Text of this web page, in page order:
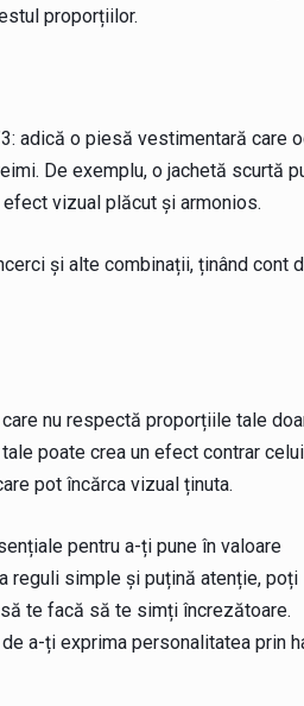
proporțiilor.
adică o piesă vestimentară care
De exemplu, o jachetă scurtă
vizual plăcut și armonios.
și alte combinații, ținând cont
nu respectă proporțiile tale
poate crea un efect contrar
pot încărca vizual ținuta.
pentru a-ți pune în valoare
reguli simple și puțină atenție, poți
te facă să te simți încrezătoare.
a-ți exprima personalitatea prin